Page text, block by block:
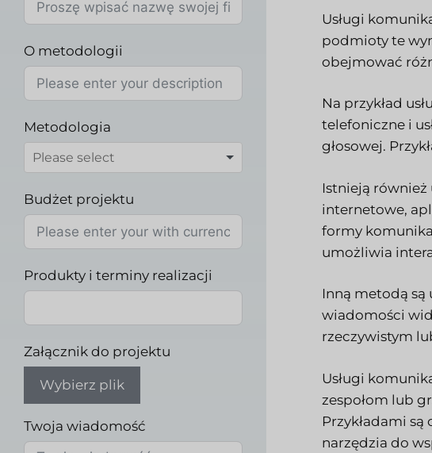
Usługi
podmioty te
obejmować
Na przykład
telefoniczne i
głosowej.
Istnieją
internetowe,
formy
umożliwia
Inną metodą
wiadomości
rzeczywistym
Usługi
zespołom lub
Przykładami
narzędzia do
O metodologii
Metodologia
Budżet projektu
Produkty i terminy realizacji
Załącznik do projektu
Wybierz plik
Twoja wiadomość